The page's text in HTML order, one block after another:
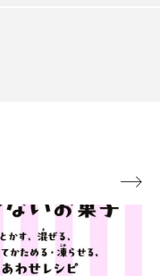
